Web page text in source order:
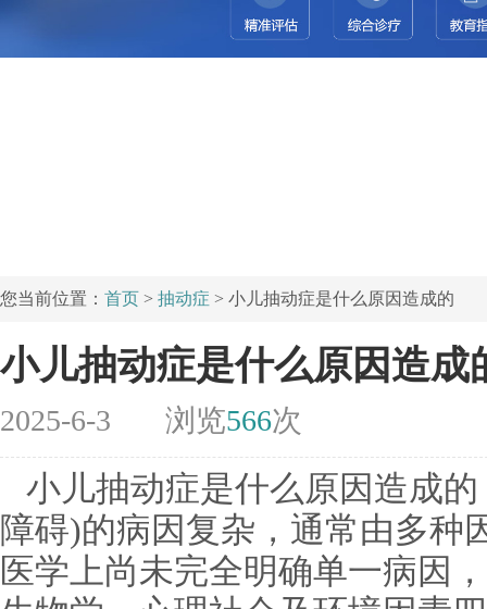
您当前位置： 首页 > 抽动症 > 小儿抽动症是什么原因造成的
小儿抽动症是什么原因造成
2025-6-3 浏览566次
小儿抽动症是什么原因造成
障碍)的病因复杂，通常由多种
医学上尚未完全明确单一病因